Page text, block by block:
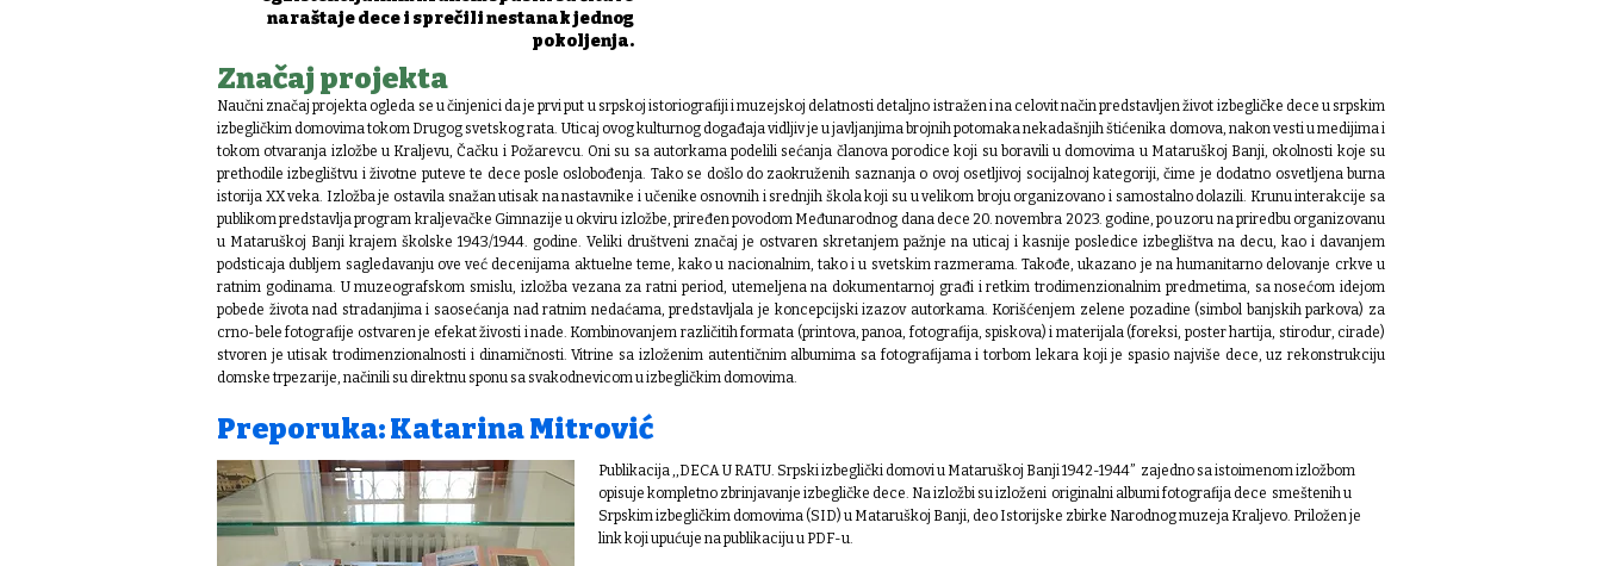
naraštaje dece i sprečili nestanak jednog
pokoljenja.
Značaj projekta
Naučni značaj projekta ogleda se u činjenici da je prvi put u srpskoj istoriografiji i muzeјskoj delatnosti detaljno istražen i na celovit način predstavljen život izbegličke dece u srpskim
izbegličkim domovima tokom Drugog svetskog rata. Uticaj ovog kulturnog događaja vidljiv je u javljanjima brojnih potomaka nekadašnjih štićenika domova, nakon vesti u medijima i
tokom otvaranja izložbe u Kraljevu, Čačku i Požarevcu. Oni su sa autorkama podelili sećanja članova porodice koji su boravili u domovima u Mataruškoj Banji, okolnosti koje su
prethodile izbeglištvu i životne puteve te dece posle oslobođenja. Tako se došlo do zaokruženih saznanja o ovoj osetljivoj socijalnoj kategoriji, čime je dodatno osvetljena burna
istorija XX veka. Izložba je ostavila snažan utisak na nastavnike i učenike osnovnih i srednjih škola koji su u velikom broju organizovano i samostalno dolazili. Krunu interakcije sa
publikom predstavlja program kraljevačke Gimnazije u okviru izložbe, priređen povodom Međunarodnog dana dece 20. novembra 2023. godine, po uzoru na priredbu organizovanu
u Mataruškoj Banji krajem školske 1943/1944. godine. Veliki društveni značaj je ostvaren skretanjem pažnje na uticaj i kasnije posledice izbeglištva na decu, kao i davanjem
podsticaja dubljem sagledavanju ove već decenijama aktuelne teme, kako u nacionalnim, tako i u svetskim razmerama. Takođe, ukazano je na humanitarno delovanje crkve u
ratnim godinama. U muzeografskom smislu, izložba vezana za ratni period, utemeljena na dokumentarnoj građi i retkim trodimenzionalnim predmetima, sa nosećom idejom
pobede života nad stradanjima i saosećanja nad ratnim nedaćama, predstavljala je koncepcijski izazov autorkama. Korišćenjem zelene pozadine (simbol banjskih parkova) za
crno-bele fotografije ostvaren je efekat živosti i nade. Kombinovanjem različitih formata (printova, panoa, fotografija, spiskova) i materijala (foreksi, poster hartija, stirodur, cirade)
stvoren je utisak trodimenzionalnosti i dinamičnosti. Vitrine sa izloženim autentičnim albumima sa fotografijama i torbom lekara koji je spasio najviše dece, uz rekonstrukciju
domske trpezarije, načinili su direktnu sponu sa svakodnevicom u izbegličkim domovima.
Preporuka: Katarina Mitrović
Publikacija ,,DECA U RATU. Srpski izbeglički domovi u Mataruškoj Banji 1942-1944” zajedno sa istoimenom izložbom
opisuje kompletno zbrinjavanje izbegličke dece. Na izložbi su izloženi originalni albumi fotografija dece smeštenih u
Srpskim izbegličkim domovima (SID) u Mataruškoj Banji, deo Istorijske zbirke Narodnog muzeja Kraljevo. Priložen je
link koji upućuje na publikaciju u PDF-u.